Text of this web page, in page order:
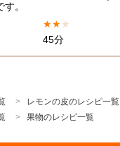
。
★★★
45分
レモンの皮のレシピ一覧
果物のレシピ一覧